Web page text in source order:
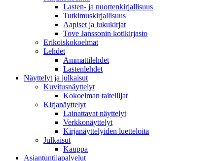
Lasten- ja nuortenkirjallisuus
Tutkimuskirjallisuus
Aapiset ja lukukirjat
Tove Janssonin kotikirjasto
Erikoiskokoelmat
Lehdet
Ammattilehdet
Lastenlehdet
Näyttelyt ja julkaisut
Kuvitusnäyttelyt
Kokoelman taiteilijat
Kirjanäyttelyt
Lainattavat näyttelyt
Verkkonäyttelyt
Kirjanäyttelyiden luetteloita
Julkaisut
Kauppa
Asiantuntija­palvelut